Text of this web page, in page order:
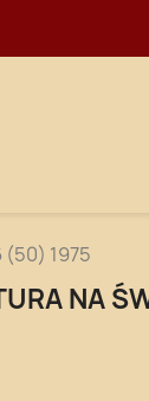
1975
NA